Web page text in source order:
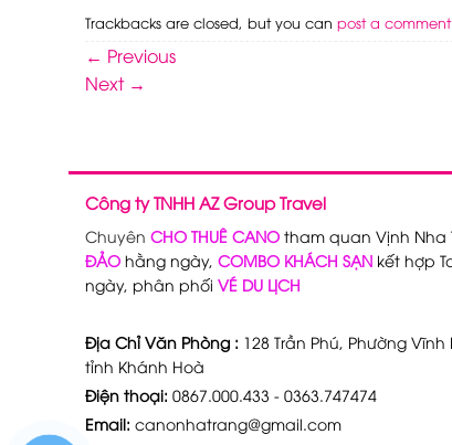
Trackbacks are closed, but you can post a comment.
← Previous
Next →
Công ty TNHH AZ Group Travel
Chuyên CHO THUÊ CANO tham quan Vịnh Nha
ĐẢO hằng ngày, COMBO KHÁCH SẠN kết hợp
ngày, phân phối VÉ DU LỊCH
Địa Chỉ Văn Phòng : 128 Trần Phú, Phường Vĩnh
tỉnh Khánh Hoà
Điện thoại: 0867.000.433 - 0363.747474
Email: canonhatrang@gmail.com